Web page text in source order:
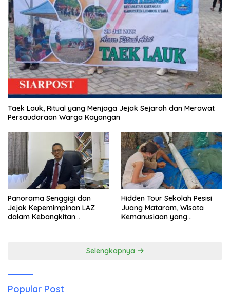
Taek Lauk, Ritual yang Menjaga Jejak Sejarah dan Merawat
Persaudaraan Warga Kayangan
Panorama Senggigi dan
Jejak Kepemimpinan LAZ
dalam Kebangkitan
Hidden Tour Sekolah Pesisi
Juang Mataram, Wisata
Kemanusiaan yang
Selengkapnya
Popular Post